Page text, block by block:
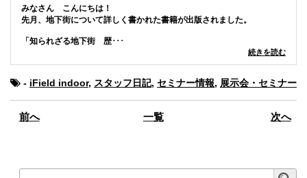
みなさん こんにちは！
先月、地下街について詳しく書かれた書籍が出版されました。
「知られざる地下街 歴･･･
続きを読む
- iField indoor, スタッフ日記, セミナー情報, 展示会・セミナー
前へ 一覧 次へ